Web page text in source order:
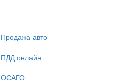
Продажа авто
ПДД онлайн
ОСАГО